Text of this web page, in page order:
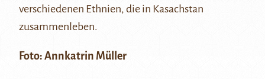
verschiedenen Ethnien, die in Kasachstan
zusammenleben.
Foto: Annkatrin Müller